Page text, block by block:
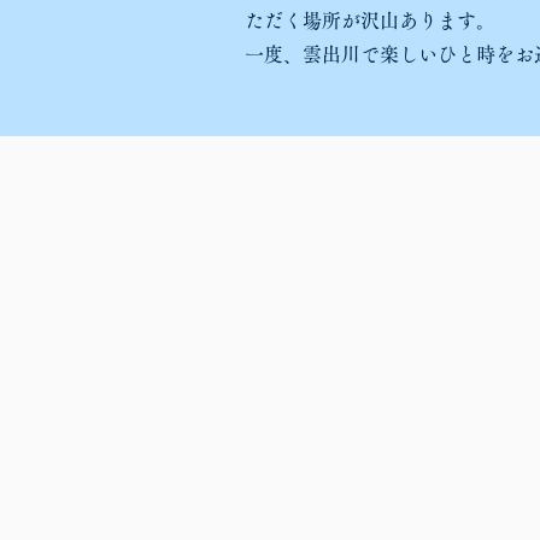
ただく場所が沢山あります。
一度、雲出川で楽しいひと時をお